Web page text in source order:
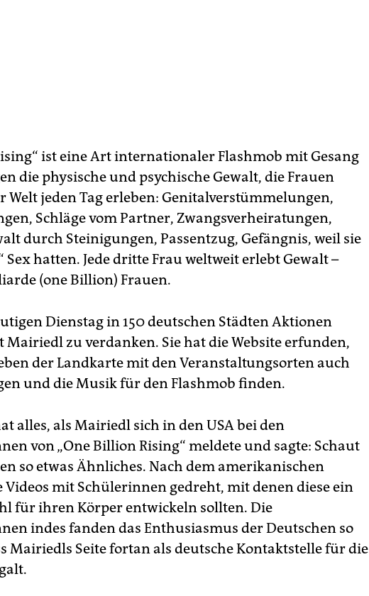
ist eine Art internationaler Flashmob mit Gesang
die physische und psychische Gewalt, die Frauen
Welt jeden Tag erleben: Genitalverstümmelungen,
Schläge vom Partner, Zwangsverheiratungen,
durch Steinigungen, Passentzug, Gefängnis, weil sie
Sex hatten. Jede dritte Frau weltweit erlebt Gewalt –
(one Billion) Frauen.
Dienstag in 150 deutschen Städten Aktionen
Mairiedl zu verdanken. Sie hat die Website erfunden,
der Landkarte mit den Veranstaltungsorten auch
und die Musik für den Flashmob finden.
alles, als Mairiedl sich in den USA bei den
von „One Billion Rising“ meldete und sagte: Schaut
so etwas Ähnliches. Nach dem amerikanischen
Videos mit Schülerinnen gedreht, mit denen diese ein
für ihren Körper entwickeln sollten. Die
indes fanden das Enthusiasmus der Deutschen so
Mairiedls Seite fortan als deutsche Kontaktstelle für die